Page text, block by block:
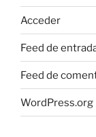
Acceder
Feed de
Feed de
WordPress.org